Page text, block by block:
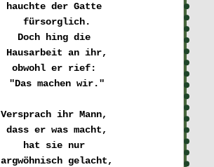
hauchte der Gatte
fürsorglich.
Doch hing die
Hausarbeit an ihr,
obwohl er rief:
"Das machen wir."
Versprach ihr Mann,
dass er was macht,
hat sie nur
argwöhnisch gelacht,